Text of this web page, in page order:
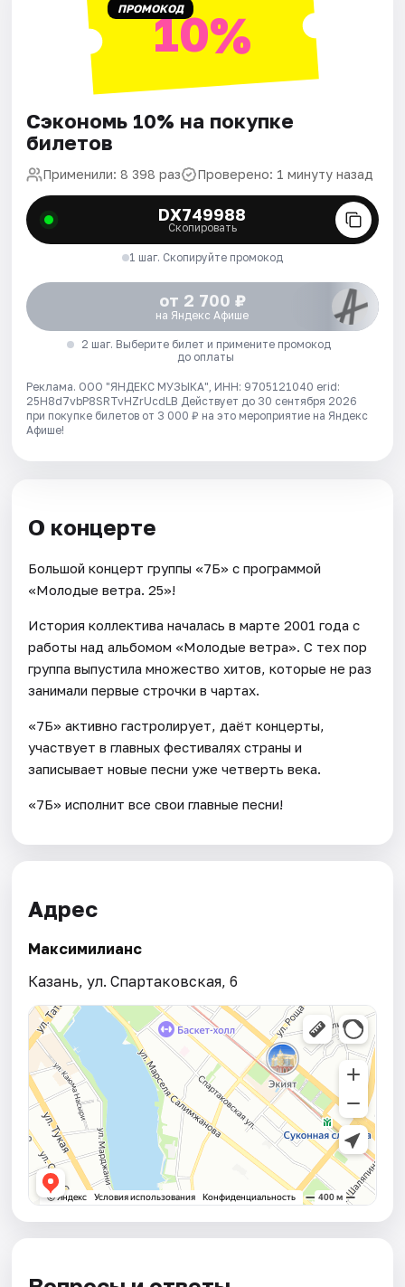
ПРОМОКОД10%
Сэкономь 10% на покупке
билетов
Применили: 8 398 раз Проверено: 1 минуту назад
DX749988
Скопировать
1 шаг. Скопируйте промокод
от 2 700 ₽
на Яндекс Афише
2 шаг. Выберите билет и примените промокод
до оплаты
Реклама. ООО "ЯНДЕКС МУЗЫКА", ИНН: 9705121040 erid:
25H8d7vbP8SRTvHZrUcdLB Действует до 30 сентября 2026
при покупке билетов от 3 000 ₽ на это мероприятие на Яндекс
Афише!
О концерте
Большой концерт группы «7Б» с программой
«Молодые ветра. 25»!
История коллектива началась в марте 2001 года с
работы над альбомом «Молодые ветра». С тех пор
группа выпустила множество хитов, которые не раз
занимали первые строчки в чартах.
«7Б» активно гастролирует, даёт концерты,
участвует в главных фестивалях страны и
записывает новые песни уже четверть века.
«7Б» исполнит все свои главные песни!
Адрес
Максимилианс
Казань, ул. Спартаковская, 6